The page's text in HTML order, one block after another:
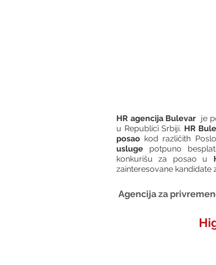
HR agencija Bulevar
je
u Republici Srbiji. HR
posao kod različith
usluge potpuno
konkurišu za posao u
zainteresovane kandidate
Agencija za